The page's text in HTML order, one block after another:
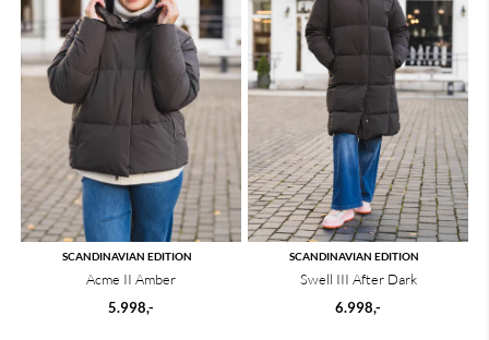
SCANDINAVIAN EDITION
Acme II Amber
5.998,-
SCANDINAVIAN EDITION
Swell III After Dark
6.998,-